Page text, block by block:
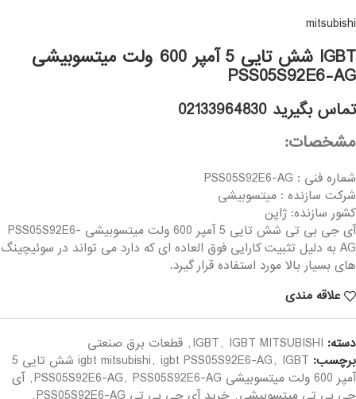
mitsubishi
IGBT شش تایی 5 آمپر 600 ولت میتسوبیشی
PSS05S92E6-AG
تماس بگیرید 02133964830
مشخصات:
شماره فنی : PSS05S92E6-AG
شرکت سازنده : میتسوبیشی
کشور سازنده: ژاپن
آی جی بی تی شش تایی 5 آمپر 600 ولت میتسوبیشی PSS05S92E6-
AG به دلیل تثبیت کارایی فوق العاده ای که دارد می تواند در سوئیچینگ
های بسیار بالا مورد استفاده قرار گیرد.
علاقه مندی
دسته: IGBT, IGBT MITSUBISHI
, قطعات برق صنعتی
برچسب:
igbt mitsubishi, igbt PSS05S92E6-AG,
IGBT شش تایی 5
آمپر 600 ولت میتسوبیشی PSS05S92E6-AG
, PSS05S92E6-AG
, آی